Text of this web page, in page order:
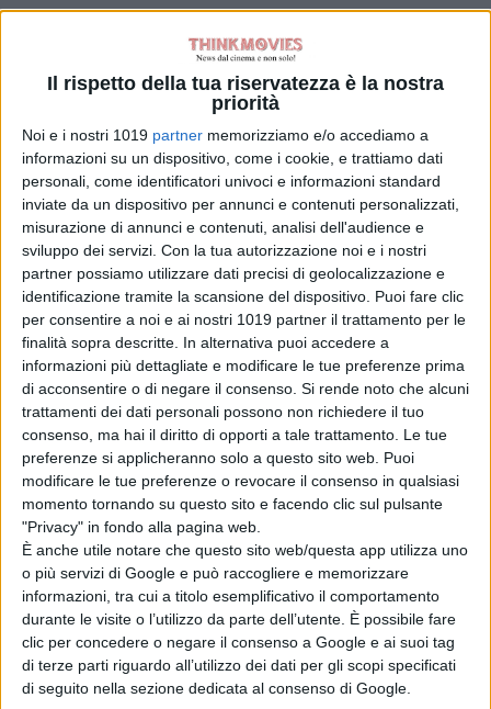
Il rispetto della tua riservatezza è la nostra
priorità
Noi e i nostri 1019 partner memorizziamo e/o accediamo a
informazioni su un dispositivo, come i cookie, e trattiamo dati
personali, come identificatori univoci e informazioni standard
inviate da un dispositivo per annunci e contenuti personalizzati,
misurazione di annunci e contenuti, analisi dell'audience e
sviluppo dei servizi. Con la tua autorizzazione noi e i nostri
partner possiamo utilizzare dati precisi di geolocalizzazione e
identificazione tramite la scansione del dispositivo. Puoi fare clic
per consentire a noi e ai nostri 1019 partner il trattamento per le
finalità sopra descritte. In alternativa puoi accedere a
informazioni più dettagliate e modificare le tue preferenze prima
di acconsentire o di negare il consenso. Si rende noto che alcuni
trattamenti dei dati personali possono non richiedere il tuo
consenso, ma hai il diritto di opporti a tale trattamento. Le tue
preferenze si applicheranno solo a questo sito web. Puoi
modificare le tue preferenze o revocare il consenso in qualsiasi
momento tornando su questo sito e facendo clic sul pulsante
"Privacy" in fondo alla pagina web.
È anche utile notare che questo sito web/questa app utilizza uno
o più servizi di Google e può raccogliere e memorizzare
informazioni, tra cui a titolo esemplificativo il comportamento
durante le visite o l’utilizzo da parte dell’utente. È possibile fare
clic per concedere o negare il consenso a Google e ai suoi tag
di terze parti riguardo all’utilizzo dei dati per gli scopi specificati
di seguito nella sezione dedicata al consenso di Google.
Articoli recenti
One Night Only: il
regista
comprende i
paragoni con The
Purge
di Emanuela Giuliani
Spider-Man:
Brand New Day,
ecco come i ninja
della Mano
richiamano la
Fenice di Jean
Grey
di Emanuela Giuliani
Wildwood – I
segreti del bosco:
dell’animazione
stop-motion
LAIKA
di La Redazione
Normal: il trailer e
il poster del
nuovo film di Ben